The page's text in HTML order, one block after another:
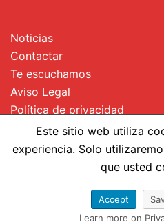
Noticias
Contactar
Te escuchamos
Aviso Legal
Política de privacidad
Uso de Cookies
© 2026 PSOE
Este sitio web utiliza
experiencia. Solo
que usted
Accept
Learn more on